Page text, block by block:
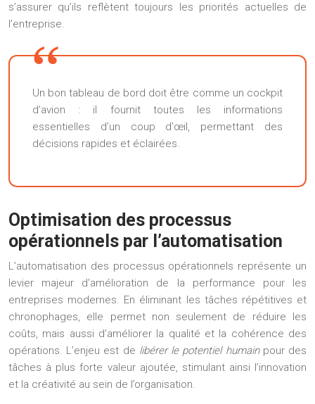
s’assurer qu’ils reflètent toujours les priorités actuelles de
l’entreprise.
Un bon tableau de bord doit être comme un cockpit
d’avion : il fournit toutes les informations
essentielles d’un coup d’œil, permettant des
décisions rapides et éclairées.
Optimisation des processus
opérationnels par l’automatisation
L’automatisation des processus opérationnels représente un
levier majeur d’amélioration de la performance pour les
entreprises modernes. En éliminant les tâches répétitives et
chronophages, elle permet non seulement de réduire les
coûts, mais aussi d’améliorer la qualité et la cohérence des
opérations. L’enjeu est de libérer le potentiel humain pour des
tâches à plus forte valeur ajoutée, stimulant ainsi l’innovation
et la créativité au sein de l’organisation.